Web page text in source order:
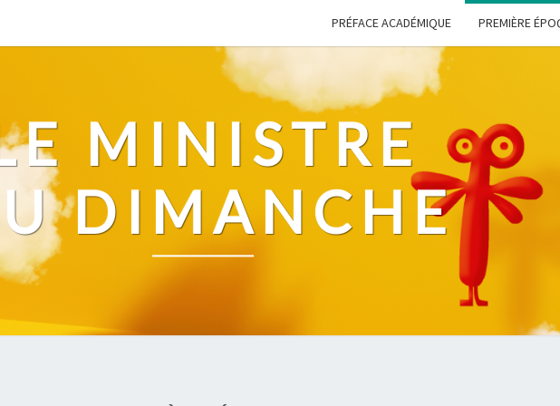
PRÉFACE ACADÉMIQUE PREMIÈRE
MINISTRE
DIMANCHE